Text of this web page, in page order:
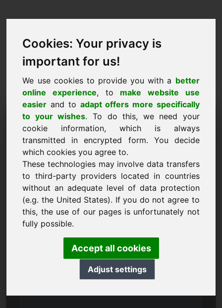
Cookies: Your privacy is
important for us!
We use cookies to provide you with a better
online experience, to make website use
easier and to adapt offers more specifically
to your wishes. To do this, we need your
cookie information, which is always
transmitted in encrypted form. You decide
which cookies you agree to.
These technologies may involve data transfers
to third-party providers located in countries
without an adequate level of data protection
(e.g. the United States). If you do not agree to
this, the use of our pages is unfortunately not
fully possible.
Accept all cookies
Adjust settings
Domain vásárlási kérelem:
fcj.eu
Szeretném megvásárolni a fcj.eu domaint 1500
euróért ÁFA nélkül.
Név, cég
E-mail